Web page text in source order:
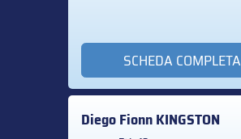
SCHEDA COMPLETA
Diego FionnKINGSTON